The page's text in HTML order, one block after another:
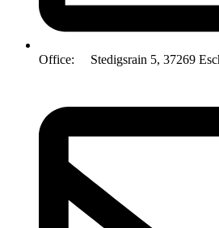
Office: Stedigsrain 5, 37269